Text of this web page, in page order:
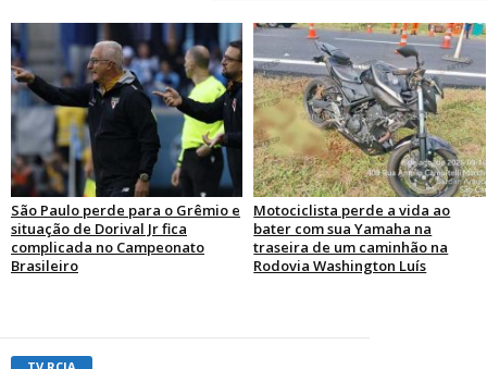
São Paulo perde para o Grêmio e
situação de Dorival Jr fica
complicada no Campeonato
Brasileiro
Motociclista perde a vida ao
bater com sua Yamaha na
traseira de um caminhão na
Rodovia Washington Luís